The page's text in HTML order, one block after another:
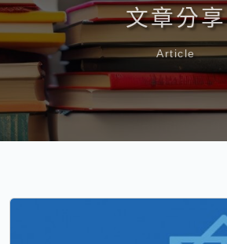
文章分享
Article